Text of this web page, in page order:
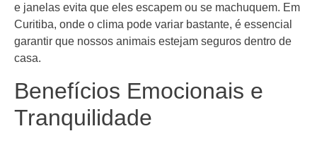
e janelas evita que eles escapem ou se machuquem. Em
Curitiba, onde o clima pode variar bastante, é essencial
garantir que nossos animais estejam seguros dentro de
casa.
Benefícios Emocionais e
Tranquilidade